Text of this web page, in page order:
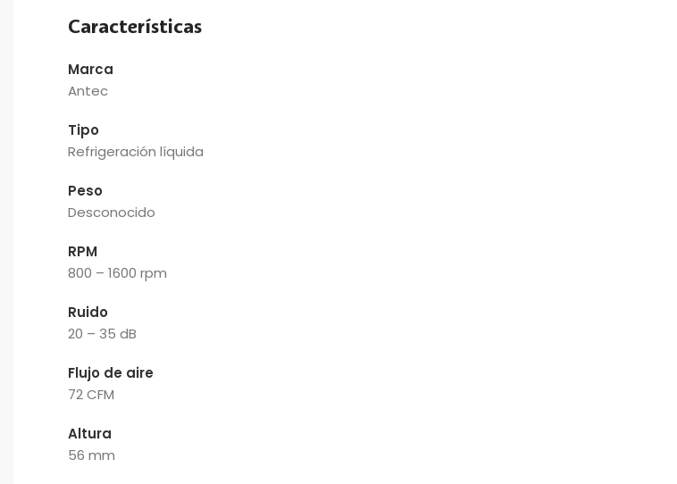
Características
Marca
Antec
Tipo
Refrigeración líquida
Peso
Desconocido
RPM
800 – 1600 rpm
Ruido
20 – 35 dB
Flujo de aire
72 CFM
Altura
56 mm